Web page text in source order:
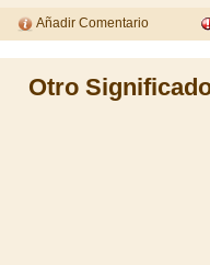
Añadir Comentario
Otro